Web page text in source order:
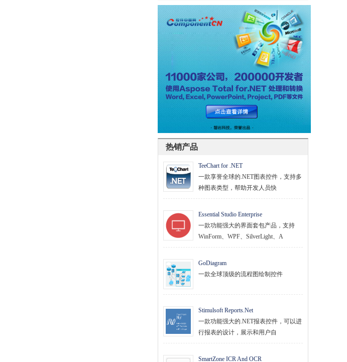
热销产品
TeeChart for .NET
一款享誉全球的.NET图表控件，支持多
种图表类型，帮助开发人员快
Essential Studio Enterprise
一款功能强大的界面套包产品，支持
WinForm、WPF、SilverLight、A
GoDiagram
一款全球顶级的流程图绘制控件
Stimulsoft Reports.Net
一款功能强大的.NET报表控件，可以进
行报表的设计，展示和用户自
SmartZone ICR And OCR